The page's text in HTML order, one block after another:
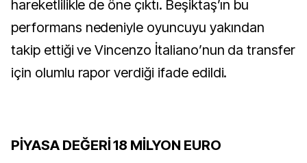
hareketlilikle de öne çıktı. Beşiktaş’ın bu
performans nedeniyle oyuncuyu yakından
takip ettiği ve Vincenzo İtaliano’nun da transfer
için olumlu rapor verdiği ifade edildi.
PİYASA DEĞERİ 18 MİLYON EURO